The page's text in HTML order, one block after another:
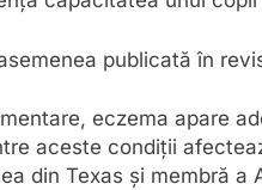
publicată în
eczema apare
aceste condiții
din Texas și membră a